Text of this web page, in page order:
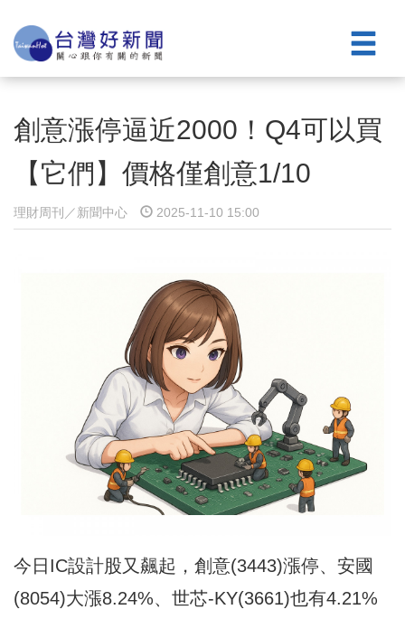
創意漲停逼近2000！Q4可以買
【它們】價格僅創意1/10
理財周刊／新聞中心 2025-11-10 15:00
今日IC設計股又飆起，創意(3443)漲停、安國
(8054)大漲8.24%、世芯-KY(3661)也有4.21%